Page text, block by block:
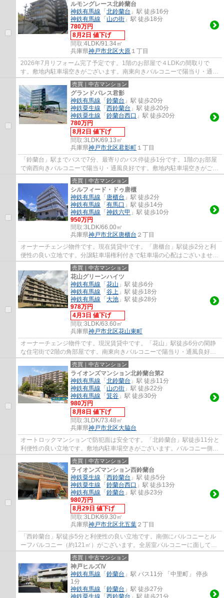
ルモングレース北鈴蘭台
神鉄有馬線 「 北鈴蘭台 」駅 徒歩16分
神鉄有馬線 「 山の街 」駅 徒歩18分
780万円
8月2日 値下げ
間取:4LDK/91.34㎡
兵庫県神戸市北区大原 １丁目
2026年7月リフォーム完了予定です。1階のお部屋で４LDKの間取りで
す。敷地内駐車場空きがございます。南東向きバルコニーで陽当り・通風
良好です。桂木小学校・大原中学校も近いのでお...
売買｜中古マンション
グランドパレス君影
神鉄有馬線 「 鈴蘭台 」駅 徒歩20分
神鉄粟生線 「 西鈴蘭台 」駅 徒歩20分
神鉄粟生線 「 鈴蘭台西口 」駅 徒歩20分
780万円
8月2日 値下げ
間取:3LDK/69.13㎡
兵庫県神戸市北区君影町 １丁目
「鈴蘭台」駅までバスで7分、最寄りのバス停徒歩1分です。1階のお部屋
で南西向きバルコニーで陽当り・通風良好です。敷地内駐車場空きがござ
います（要確認）。収益物件としてもご検討...
売買｜中古マンション
シルフィード・ドゥ唐櫃
神鉄有馬線 「 唐櫃台 」駅 徒歩2分
神鉄有馬線 「 有馬口 」駅 徒歩14分
神鉄有馬線 「 神鉄六甲 」駅 徒歩10分
950万円
間取:3LDK/66.00㎡
兵庫県神戸市北区唐櫃台 ２丁目
オーナーチェンジ物件です。現在賃貸中です。「唐櫃台」駅徒歩2分と利
便性の良い立地です。分譲駐車場権利付きで駐車場の心配はございませ
ん。エントランスはオートロックです。スーパ...
売買｜中古マンション
花山グリーンハイツ
神鉄有馬線 「 花山 」駅 徒歩6分
神鉄有馬線 「 谷上 」駅 徒歩18分
神鉄有馬線 「 大池 」駅 徒歩28分
978万円
4月3日 値下げ
間取:3LDK/63.60㎡
兵庫県神戸市北区花山東町
オーナーチェンジ物件です。現況賃貸中です。「花山」駅徒歩6分の閑静
な住宅街で2階の角部屋です。南東向きバルコニーで陽当り・通風良好で
す。お買い物や病院など近くにあるので生活...
売買｜中古マンション
ライオンズマンション北鈴蘭台第2
神鉄有馬線 「 北鈴蘭台 」駅 徒歩11分
神鉄有馬線 「 山の街 」駅 徒歩22分
神鉄有馬線 「 箕谷 」駅 徒歩30分
980万円
8月8日 値下げ
間取:3LDK/73.48㎡
兵庫県神戸市北区大脇台
オートロックマンションで防犯面は安全です。「北鈴蘭台」駅徒歩11分と
利便性の良い立地です。敷地内駐車場空きがございます。バルコニー側の
窓は二重サッシ、玄関には網戸を設置して...
売買｜中古マンション
ライオンズマンション西鈴蘭台
神鉄粟生線 「 西鈴蘭台 」駅 徒歩5分
神鉄粟生線 「 鈴蘭台西口 」駅 徒歩13分
神鉄有馬線 「 鈴蘭台 」駅 徒歩23分
980万円
8月29日 値下げ
間取:3LDK/69.30㎡
兵庫県神戸市北区北五葉 ２丁目
「西鈴蘭台」駅徒歩5分と利便性の良い立地です。南側にバルコニーとル
ーフバルコニー（約121㎡）がございます。全居室バルコニーに面してい
ますので陽当り・通風良好です。近隣に商業...
売買｜中古マンション
神戸ヒルズⅣ
神鉄有馬線 「 鈴蘭台 」駅 バス11分 「中里町」 停歩
1分
神鉄有馬線 「 鈴蘭台 」駅 徒歩27分